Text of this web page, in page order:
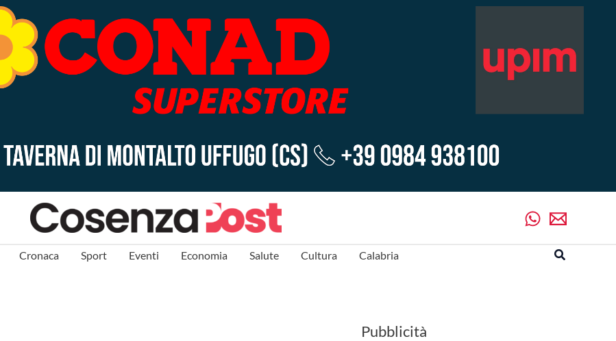
Cronaca Sport Eventi Economia Salute Cultura Calabria Cerca
Pubblicità